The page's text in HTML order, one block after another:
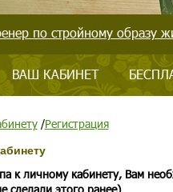
по стройному образу
ВАШ КАБИНЕТ
/Регистрация
к личному кабинету, Вам